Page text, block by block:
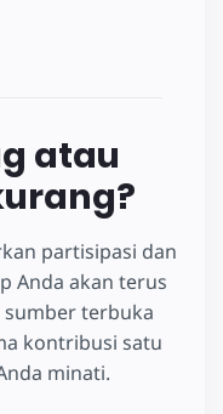
atau
partisipasi dan
Anda akan terus
terbuka
kontribusi satu
minati.